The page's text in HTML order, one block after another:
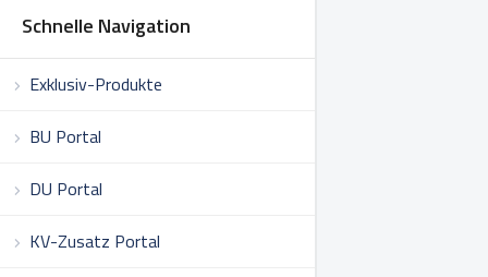
Schnelle Navigation
Exklusiv-Produkte
BU Portal
DU Portal
KV-Zusatz Portal